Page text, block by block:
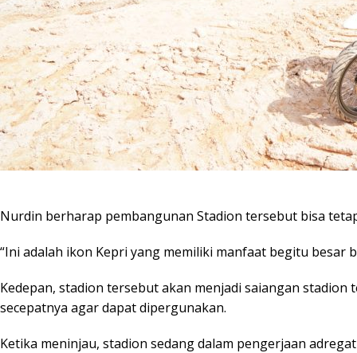
Nurdin berharap pembangunan Stadion tersebut bisa
“Ini adalah ikon Kepri yang memiliki manfaat begitu besar
Kedepan, stadion tersebut akan menjadi saiangan
secepatnya agar dapat dipergunakan.
Ketika meninjau, stadion sedang dalam pengerjaan